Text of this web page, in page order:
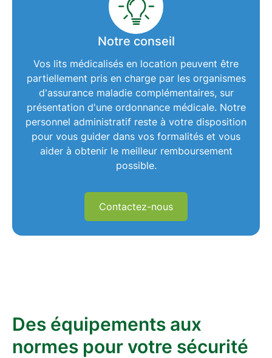
Notre conseil
Vos lits médicalisés en location peuvent être
partiellement pris en charge par les organismes
d'assurance maladie complémentaires, sur
présentation d'une ordonnance médicale. Notre
personnel administratif reste à votre disposition
pour vous guider dans vos formalités et vous
aider à obtenir le meilleur remboursement
possible.
Contactez-nous
Des équipements aux
normes pour votre sécurité